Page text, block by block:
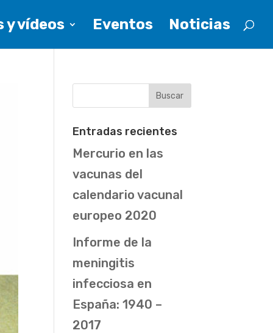
y vídeos Eventos Noticias
Entradas recientes
Mercurio en las
vacunas del
calendario vacunal
europeo 2020
Informe de la
meningitis
infecciosa en
España: 1940 –
2017